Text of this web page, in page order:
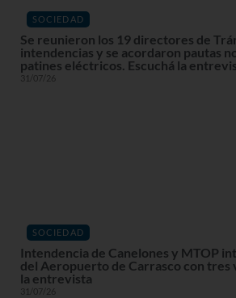
SOCIEDAD
Se reunieron los 19 directores de
intendencias y se acordaron pautas
patines eléctricos. Escuchá la
31/07/26
SOCIEDAD
Intendencia de Canelones y MTOP
del Aeropuerto de Carrasco con tres
la entrevista
31/07/26